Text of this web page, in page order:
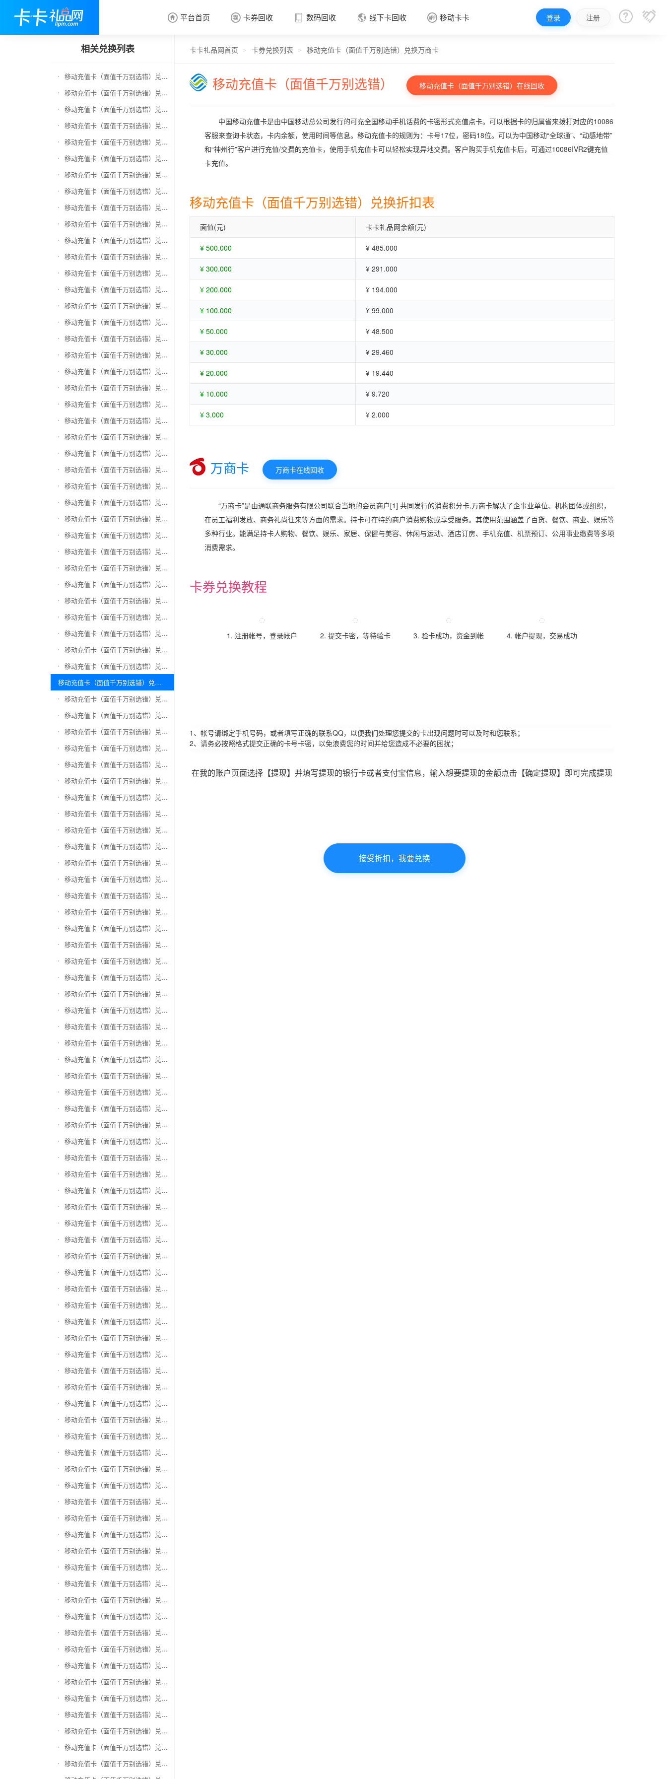
 平台首页  卡券回收
 卡券回收
 数码回收  线下卡回收  移动卡卡 登录 注册  
相关兑换列表
移动充值卡（面值千万别选错）兑换京东E卡
移动充值卡（面值千万别选错）兑换中石化加油卡
移动充值卡（面值千万别选错）兑换联通充值卡（面值千万别选错）
移动充值卡（面值千万别选错）兑换电信充值卡（面值千万别选错）
移动充值卡（面值千万别选错）兑换京东钢镚
移动充值卡（面值千万别选错）兑换中石化加油卡无卡号（面值千万别选错）
移动充值卡（面值千万别选错）兑换中石油全国充值卡
移动充值卡（面值千万别选错）兑换京东领货码
移动充值卡（面值千万别选错）兑换京东超市卡
移动充值卡（面值千万别选错）兑换苏宁易购礼品卡
移动充值卡（面值千万别选错）兑换骏网一卡通
移动充值卡（面值千万别选错）兑换骏网乐充
移动充值卡（面值千万别选错）兑换汇元智付卡
移动充值卡（面值千万别选错）兑换携程任我行
移动充值卡（面值千万别选错）兑换中欣卡(中欣通卡)
移动充值卡（面值千万别选错）兑换盛大一卡通
移动充值卡（面值千万别选错）兑换网易一卡通
移动充值卡（面值千万别选错）兑换天宏一卡通（易冲天宏卡）
移动充值卡（面值千万别选错）兑换巨人一卡通(征途卡)
移动充值卡（面值千万别选错）兑换美团礼品卡
移动充值卡（面值千万别选错）兑换(百联卡)联华ok卡
移动充值卡（面值千万别选错）兑换资和信
移动充值卡（面值千万别选错）兑换沃尔玛购物卡
移动充值卡（面值千万别选错）兑换和信通
移动充值卡（面值千万别选错）兑换拉卡拉沃尔玛
移动充值卡（面值千万别选错）兑换携程任我游
移动充值卡（面值千万别选错）兑换中银通支付(银联购物卡)
移动充值卡（面值千万别选错）兑换瑞祥商联卡
移动充值卡（面值千万别选错）兑换家乐福超市卡
移动充值卡（面值千万别选错）兑换Q币卡
移动充值卡（面值千万别选错）兑换联通积分Q币
移动充值卡（面值千万别选错）兑换完美一卡通
移动充值卡（面值千万别选错）兑换久游一卡通
移动充值卡（面值千万别选错）兑换搜狐一卡通
移动充值卡（面值千万别选错）兑换中国区苹果充值卡
移动充值卡（面值千万别选错）兑换账号内Q币寄售（维护中）
移动充值卡（面值千万别选错）兑换唯品会礼品卡(唯品卡)
移动充值卡（面值千万别选错）兑换万商卡
移动充值卡（面值千万别选错）兑换飞银彩虹卡
移动充值卡（面值千万别选错）兑换天猫超市卡/享淘卡
移动充值卡（面值千万别选错）兑换万里通积分卡
移动充值卡（面值千万别选错）兑换壹钱包(壹卡会)
移动充值卡（面值千万别选错）兑换去哪儿礼品卡
移动充值卡（面值千万别选错）兑换阳光卡(阳光爱车)
移动充值卡（面值千万别选错）兑换华润万家购物卡
移动充值卡（面值千万别选错）兑换华润苏果卡(苏果超市卡)（维护 请暂停提交）
移动充值卡（面值千万别选错）兑换天虹购物卡
移动充值卡（面值千万别选错）兑换盒马生鲜礼品卡
移动充值卡（面值千万别选错）兑换屈臣氏
移动充值卡（面值千万别选错）兑换大润发购物卡
移动充值卡（面值千万别选错）兑换银泰百货银泰卡
移动充值卡（面值千万别选错）兑换物美/美通卡
移动充值卡（面值千万别选错）兑换世纪联华充值卡(杭州联华)
移动充值卡（面值千万别选错）兑换重百世纪卡(重庆百货)
移动充值卡（面值千万别选错）兑换南京中央商场购物卡
移动充值卡（面值千万别选错）兑换银座购物卡（黑卡）
移动充值卡（面值千万别选错）兑换叮咚买菜（限通用礼品卡）
移动充值卡（面值千万别选错）兑换上海家化卡
移动充值卡（面值千万别选错）兑换山东一卡通
移动充值卡（面值千万别选错）兑换大众E卡通
移动充值卡（面值千万别选错）兑换杭州市民卡
移动充值卡（面值千万别选错）兑换驴妈妈礼品卡
移动充值卡（面值千万别选错）兑换永辉超市卡（限实体卡）
移动充值卡（面值千万别选错）兑换中百超市购物卡
移动充值卡（面值千万别选错）兑换爱奇艺会员激活码
移动充值卡（面值千万别选错）兑换腾讯视频会员激活码
移动充值卡（面值千万别选错）兑换优酷会员激活码
移动充值卡（面值千万别选错）兑换搜狐视频
移动充值卡（面值千万别选错）兑换芒果TV
移动充值卡（面值千万别选错）兑换QQ音乐
移动充值卡（面值千万别选错）兑换酷狗音乐
移动充值卡（面值千万别选错）兑换周黑鸭
移动充值卡（面值千万别选错）兑换一号店礼品卡
移动充值卡（面值千万别选错）兑换亚马逊（只要实体卡）
移动充值卡（面值千万别选错）兑换中粮我买网礼品卡
移动充值卡（面值千万别选错）兑换当当礼品卡
移动充值卡（面值千万别选错）兑换国美红券
移动充值卡（面值千万别选错）兑换盛付通卡
移动充值卡（面值千万别选错）兑换付费通
移动充值卡（面值千万别选错）兑换得仕通卡
移动充值卡（面值千万别选错）兑换便利通卡
移动充值卡（面值千万别选错）兑换同程旅游卡
移动充值卡（面值千万别选错）兑换万能消费卡
移动充值卡（面值千万别选错）兑换生活杉德卡
移动充值卡（面值千万别选错）兑换世通卡
移动充值卡（面值千万别选错）兑换商盟卡
移动充值卡（面值千万别选错）兑换赢点生活卡
移动充值卡（面值千万别选错）兑换智惠卡
移动充值卡（面值千万别选错）兑换途牛商旅卡
移动充值卡（面值千万别选错）兑换天天一卡通
移动充值卡（面值千万别选错）兑换(易初)卜蜂莲花礼品卡
移动充值卡（面值千万别选错）兑换神州运通超级卡(运通网购卡)
移动充值卡（面值千万别选错）兑换中石油省卡
移动充值卡（面值千万别选错）兑换必胜客
移动充值卡（面值千万别选错）兑换星巴克
移动充值卡（面值千万别选错）兑换哈根达斯电子券
移动充值卡（面值千万别选错）兑换平安1768欢乐豆
移动充值卡（面值千万别选错）兑换金山一卡通
移动充值卡（面值千万别选错）兑换汉购通
移动充值卡（面值千万别选错）兑换肯德基
移动充值卡（面值千万别选错）兑换CoCo
移动充值卡（面值千万别选错）兑换COSTA
移动充值卡（面值千万别选错）兑换滴滴打车
移动充值卡（面值千万别选错）兑换锦江e卡通(锦江一卡通)
卡卡礼品网首页 > 卡券兑换列表 > 移动充值卡（面值千万别选错）兑换万商卡
移动充值卡（面值千万别选错） 移动充值卡（面值千万别选错）在线回收
中国移动充值卡是由中国移动总公司发行的可充全国移动手机话费的卡密形式充值点卡。可以根据卡的归属省来拨打对应的10086
客服来查询卡状态，卡内余额，使用时间等信息。移动充值卡的规则为：卡号17位，密码18位。可以为中国移动“全球通”、“动感地带”
和“神州行”客户进行充值/交费的充值卡，使用手机充值卡可以轻松实现异地交费。客户购买手机充值卡后，可通过10086IVR2键充值
卡充值。
移动充值卡（面值千万别选错）兑换折扣表
面值(元) 卡卡礼品网余额(元)
¥ 500.000 ¥ 485.000
¥ 300.000 ¥ 291.000
¥ 200.000 ¥ 194.000
¥ 100.000 ¥ 99.000
¥ 50.000 ¥ 48.500
¥ 30.000 ¥ 29.460
¥ 20.000 ¥ 19.440
¥ 10.000 ¥ 9.720
¥ 3.000 ¥ 2.000
万商卡 万商卡在线回收
“万商卡”是由通联商务服务有限公司联合当地的会员商户[1] 共同发行的消费积分卡,万商卡解决了企事业单位、机构团体或组织，
在员工福利发放、商务礼尚往来等方面的需求。持卡可在特约商户消费购物或享受服务。其使用范围涵盖了百货、餐饮、商业、娱乐等
多种行业。能满足持卡人购物、餐饮、娱乐、家居、保健与美容、休闲与运动、酒店订房、手机充值、机票预订、公用事业缴费等多项
消费需求。
卡券兑换教程
1. 注册帐号，登录帐户 2. 提交卡密，等待验卡 3. 验卡成功，资金到帐 4. 帐户提现，交易成功
1、帐号请绑定手机号码，或者填写正确的联系QQ，以便我们处理您提交的卡出现问题时可以及时和您联系；
2、请务必按照格式提交正确的卡号卡密，以免浪费您的时间并给您造成不必要的困扰；
在我的账户页面选择【提现】并填写提现的银行卡或者支付宝信息，输入想要提现的金额点击【确定提现】即可完成提现
接受折扣，我要兑换